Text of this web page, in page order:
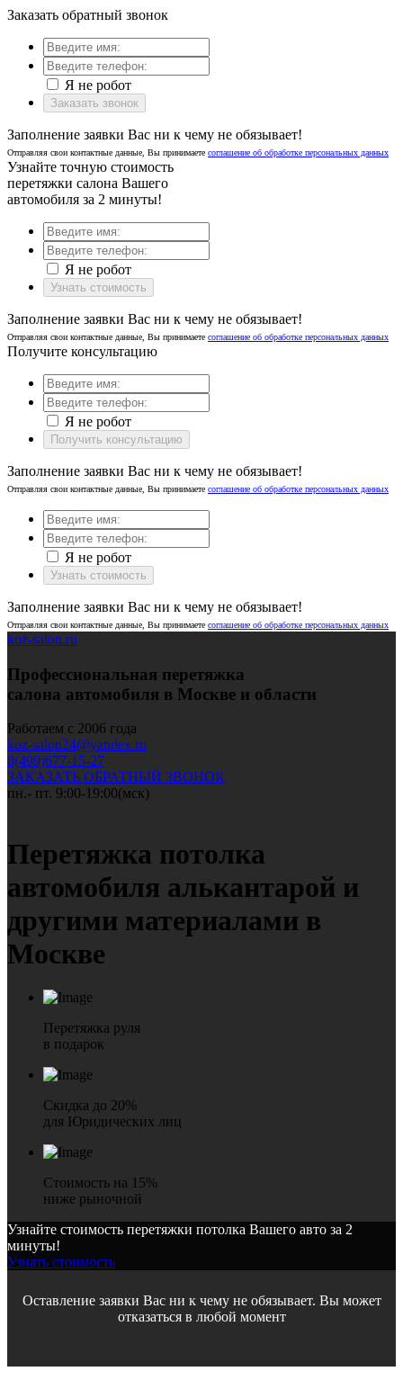
Заказать обратный звонок
Я не робот
Заказать звонок
Заполнение заявки Вас ни к чему не обязывает!
Отправляя свои контактные данные, Вы принимаете соглашение об обработке персональных данных
Узнайте точную стоимость
перетяжки салона Вашего
автомобиля за 2 минуты!
Я не робот
Узнать стоимость
Заполнение заявки Вас ни к чему не обязывает!
Отправляя свои контактные данные, Вы принимаете соглашение об обработке персональных данных
Получите консультацию
Я не робот
Получить консультацию
Заполнение заявки Вас ни к чему не обязывает!
Отправляя свои контактные данные, Вы принимаете соглашение об обработке персональных данных
Я не робот
Узнать стоимость
Заполнение заявки Вас ни к чему не обязывает!
Отправляя свои контактные данные, Вы принимаете соглашение об обработке персональных данных
koz-salon.ru
Профессиональная перетяжка
салона автомобиля в Москве и области
Работаем с 2006 года
koz-salon24@yandex.ru
8(499)677-15-27
ЗАКАЗАТЬ ОБРАТНЫЙ ЗВОНОК
пн.- пт. 9:00-19:00(мск)
Перетяжка потолка
автомобиля алькантарой и
другими материалами в
Москве
Перетяжка руля
в подарок
Скидка до 20%
для Юридических лиц
Стоимость на 15%
ниже рыночной
Узнайте стоимость перетяжки потолка Вашего авто за 2
минуты!
Узнать стоимость
Оставление заявки Вас ни к чему не обязывает. Вы может
отказаться в любой момент